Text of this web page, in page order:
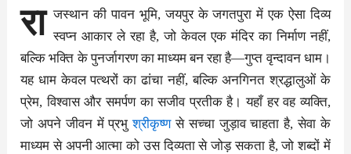
रा जस्थान की पावन भूमि, जयपुर के जगतपुरा में एक ऐसा दिव्य
स्वप्न आकार ले रहा है, जो केवल एक मंदिर का निर्माण नहीं,
बल्कि भक्ति के पुनर्जागरण का माध्यम बन रहा है—गुप्त वृन्दावन धाम।
यह धाम केवल पत्थरों का ढांचा नहीं, बल्कि अनगिनत श्रद्धालुओं के
प्रेम, विश्वास और समर्पण का सजीव प्रतीक है। यहाँ हर वह व्यक्ति,
जो अपने जीवन में प्रभुश्रीकृष्णसे सच्चा जुड़ाव चाहता है, सेवा के
माध्यम से अपनी आत्मा को उस दिव्यता से जोड़ सकता है, जो शब्दों में